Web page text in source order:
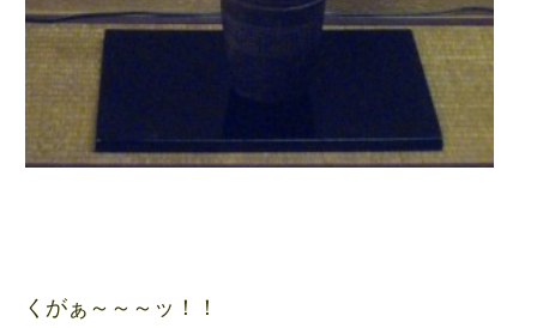
くがぁ～～～ッ！！